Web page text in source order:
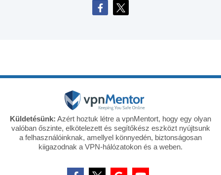
Küldetésünk: Azért hoztuk létre a vpnMentort, hogy egy olyan
valóban őszinte, elkötelezett és segítőkész eszközt nyújtsunk
a felhasználóinknak, amellyel könnyedén, biztonságosan
kiigazodnak a VPN-hálózatokon és a weben.